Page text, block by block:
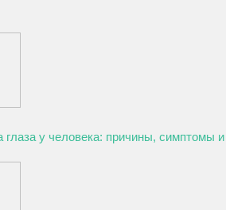
глаза у человека: причины, симптомы и